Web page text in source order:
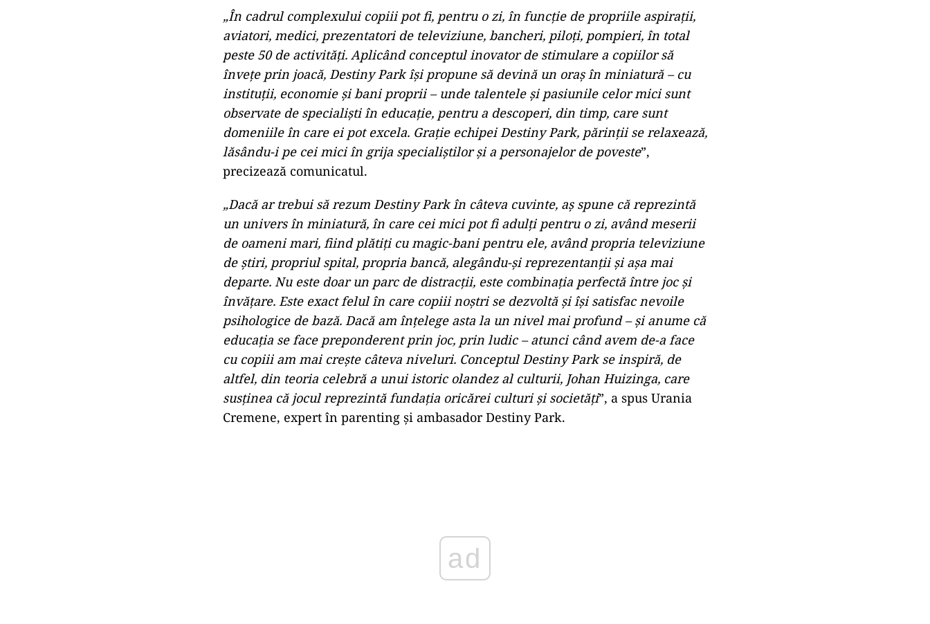
„În cadrul complexului copiii pot fi, pentru o zi, în funcţie de propriile aspiraţii,
aviatori, medici, prezentatori de televiziune, bancheri, piloţi, pompieri, în total
peste 50 de activităţi. Aplicând conceptul inovator de stimulare a copiilor să
înveţe prin joacă, Destiny Park îşi propune să devină un oraş în miniatură – cu
instituţii, economie şi bani proprii – unde talentele şi pasiunile celor mici sunt
observate de specialişti în educaţie, pentru a descoperi, din timp, care sunt
domeniile în care ei pot excela. Graţie echipei Destiny Park, părinţii se relaxează,
lăsându-i pe cei mici în grija specialiştilor şi a personajelor de poveste”,
precizează comunicatul.
„Dacă ar trebui să rezum Destiny Park în câteva cuvinte, aş spune că reprezintă
un univers în miniatură, în care cei mici pot fi adulţi pentru o zi, având meserii
de oameni mari, fiind plătiţi cu magic-bani pentru ele, având propria televiziune
de ştiri, propriul spital, propria bancă, alegându-şi reprezentanţii şi aşa mai
departe. Nu este doar un parc de distracţii, este combinaţia perfectă între joc şi
învăţare. Este exact felul în care copiii noştri se dezvoltă şi îşi satisfac nevoile
psihologice de bază. Dacă am înţelege asta la un nivel mai profund – şi anume că
educaţia se face preponderent prin joc, prin ludic – atunci când avem de-a face
cu copiii am mai creşte câteva niveluri. Conceptul Destiny Park se inspiră, de
altfel, din teoria celebră a unui istoric olandez al culturii, Johan Huizinga, care
susţinea că jocul reprezintă fundaţia oricărei culturi şi societăţi”, a spus Urania
Cremene, expert în parenting şi ambasador Destiny Park.